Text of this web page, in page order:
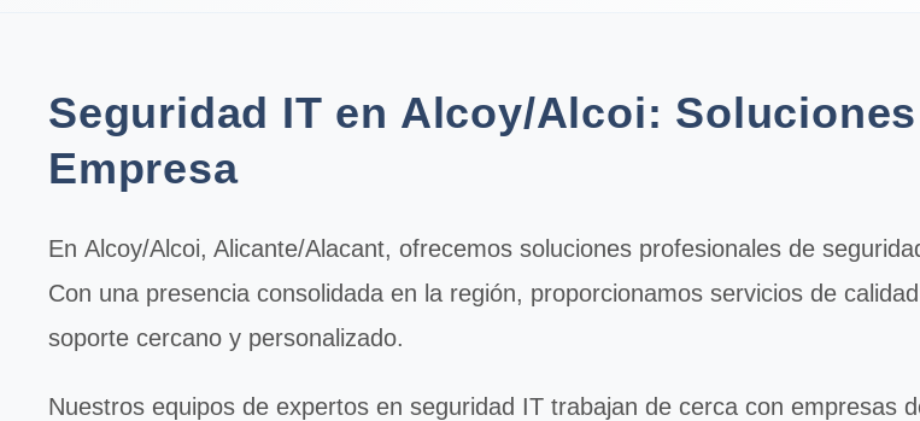
Seguridad IT en Alcoy/Alcoi:
Empresa
En Alcoy/Alcoi, Alicante/Alacant, ofrecemos soluciones profesionales de
Con una presencia consolidada en la región, proporcionamos servicios de
soporte cercano y personalizado.
Nuestros equipos de expertos en seguridad IT trabajan de cerca con empresas